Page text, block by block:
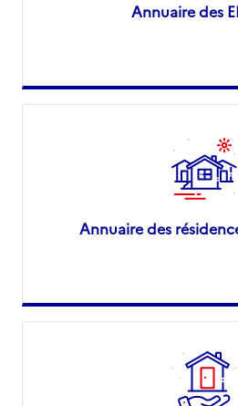
Annuaire des
Annuaire des